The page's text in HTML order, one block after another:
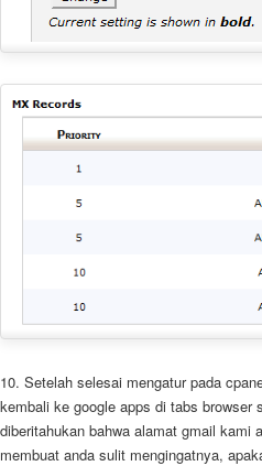
10. Setelah selesai mengatur pada
kembali ke google apps di tabs
diberitahukan bahwa alamat gmail kami
membuat anda sulit mengingatnya,